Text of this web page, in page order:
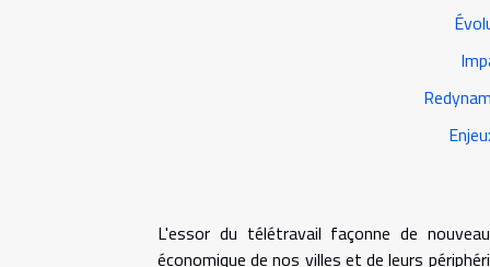
L'essor du télétravail façonne de
économique de nos villes et de leurs